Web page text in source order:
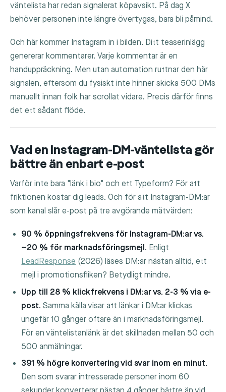
väntelista har redan signalerat köpavsikt. På dag X
behöver personen inte längre övertygas, bara bli påmind.
Och här kommer Instagram in i bilden. Ditt teaserinlägg
genererar kommentarer. Varje kommentar är en
handuppräckning. Men utan automation ruttnar den här
signalen, eftersom du fysiskt inte hinner skicka 500 DMs
manuellt innan folk har scrollat vidare. Precis därför finns
det ett sådant flöde.
Vad en Instagram-DM-väntelista gör
bättre än enbart e-post
Varför inte bara "länk i bio" och ett Typeform? För att
friktionen kostar dig leads. Och för att Instagram-DM:ar
som kanal slår e-post på tre avgörande mätvärden:
90 % öppningsfrekvens för Instagram-DM:ar vs.
~20 % för marknadsföringsmejl. Enligt
LeadResponse (2026) läses DM:ar nästan alltid, ett
mejl i promotionsfliken? Betydligt mindre.
Upp till 28 % klickfrekvens i DM:ar vs. 2-3 % via e-
post. Samma källa visar att länkar i DM:ar klickas
ungefär 10 gånger oftare än i marknadsföringsmejl.
För en väntelistanlänk är det skillnaden mellan 50 och
500 anmälningar.
391 % högre konvertering vid svar inom en minut.
Den som svarar intresserade personer inom 60